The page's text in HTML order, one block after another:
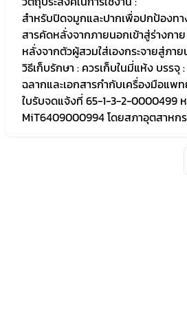
สำหรับปิดจมูกและปากเพื่อปกป้องทา
สารคัดหลั่งจากภายนอกเข้าสู่ร่างกา
หลั่งจากตัวผู้สวมใส่เองกระจายสู่ภา
วิธีเก็บรักษา : ควรเก็บในมี่แห้ง บรรจุ
ฉลากและเอกสารกำกับเครื่องมือแพ
ใบรับจดแจ้งที่ 65-1-3-2-0000499
MiT6409000994 โดยสภาอุตสาหก